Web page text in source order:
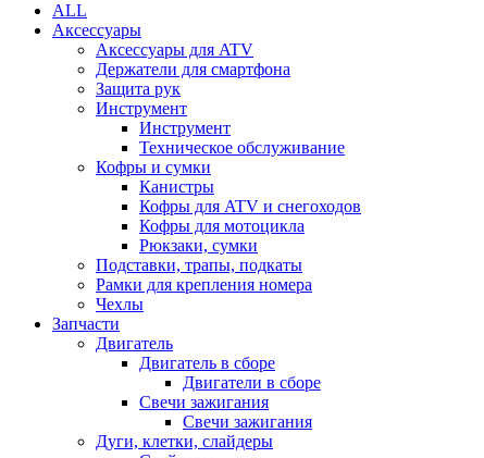
ALL
Аксессуары
Аксессуары для ATV
Держатели для смартфона
Защита рук
Инструмент
Инструмент
Техническое обслуживание
Кофры и сумки
Канистры
Кофры для ATV и снегоходов
Кофры для мотоцикла
Рюкзаки, сумки
Подставки, трапы, подкаты
Рамки для крепления номера
Чехлы
Запчасти
Двигатель
Двигатель в сборе
Двигатели в сборе
Свечи зажигания
Свечи зажигания
Дуги, клетки, слайдеры